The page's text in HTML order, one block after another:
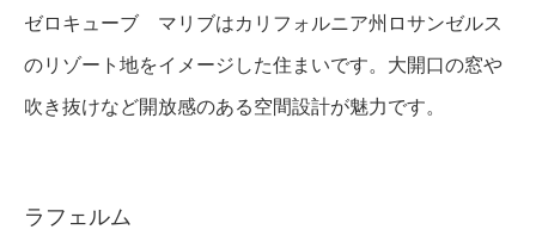
ゼロキューブ マリブはカリフォルニア州ロサンゼルス
のリゾート地をイメージした住まいです。大開口の窓や
吹き抜けなど開放感のある空間設計が魅力です。
ラフェルム